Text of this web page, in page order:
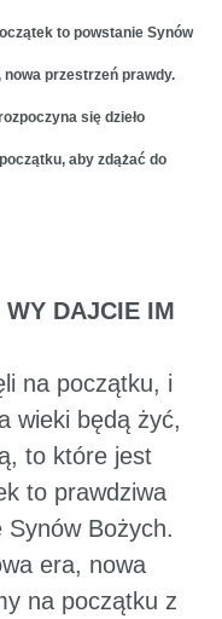
to powstanie Synów
nowa przestrzeń prawdy.
się dzieło
aby zdążać do
DAJCIE IM
na początku, i
wieki będą żyć,
to które jest
to prawdziwa
Bożych.
era, nowa
na początku z